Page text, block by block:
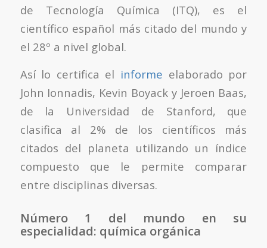
de Tecnología Química (ITQ), es el
científico español más citado del mundo y
el 28º a nivel global.
Así lo certifica el informe elaborado por
John Ionnadis, Kevin Boyack y Jeroen Baas,
de la Universidad de Stanford, que
clasifica al 2% de los científicos más
citados del planeta utilizando un índice
compuesto que le permite comparar
entre disciplinas diversas.
Número 1 del mundo en su
especialidad: química orgánica